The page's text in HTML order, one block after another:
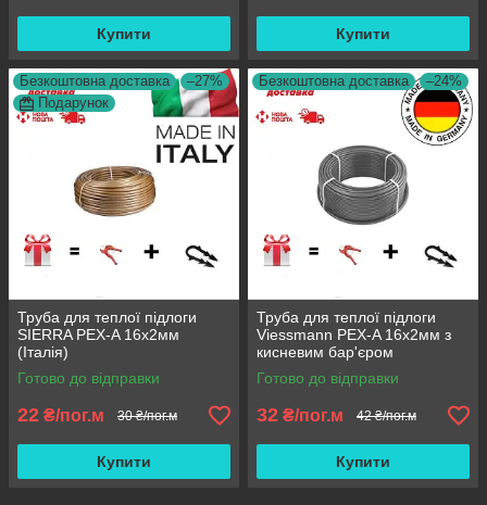
Купити Купити
Безкоштовна доставка
–27%
Подарунок
Труба для теплої підлоги
SIERRA PEX-A 16х2мм
(Італія)
Готово до відправки
22 ₴/пог.м 30 ₴/пог.м
Купити
Безкоштовна доставка –24%
Труба для теплої підлоги
Viessmann PEX-A 16х2мм з
кисневим бар'єром
П'ятишарова (Німеччина)
Готово до відправки
32 ₴/пог.м 42 ₴/пог.м
Купити